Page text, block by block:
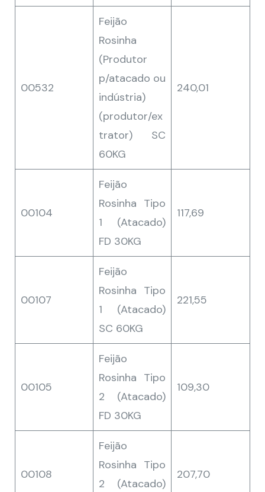
00532
Feijão
Rosinha
(Produtor
p/atacado ou
indústria)
(produtor/ex
trator) SC
60KG
240,01
00104
Feijão
Rosinha Tipo
1 (Atacado)
FD 30KG
117,69
00107
Feijão
Rosinha Tipo
1 (Atacado)
SC 60KG
221,55
00105
Feijão
Rosinha Tipo
2 (Atacado)
FD 30KG
109,30
00108
Feijão
Rosinha Tipo
2 (Atacado)
207,70